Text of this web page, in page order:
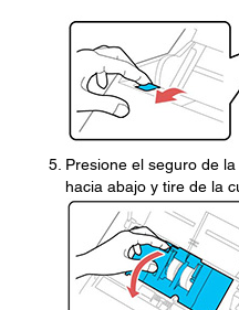
Presione el seguro de
hacia abajo y tire de la